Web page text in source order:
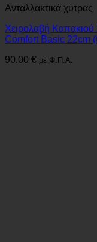
Ανταλλακτικά χύτρας
Χειρολαβή
Comfort Basic 22cm
90.00 € με Φ.Π.Α.